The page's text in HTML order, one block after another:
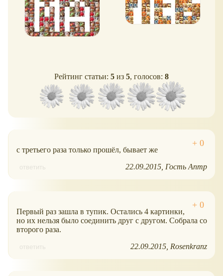
Рейтинг статьи: 5 из 5, голосов: 8
с третьего раза только прошёл, бывает же
ответить 22.09.2015 Гость Аптр
Первый раз зашла в тупик. Остались 4 картинки,
но их нельзя было соединить друг с другом. Собрала со
второго раза.
ответить 22.09.2015 Rosenkranz